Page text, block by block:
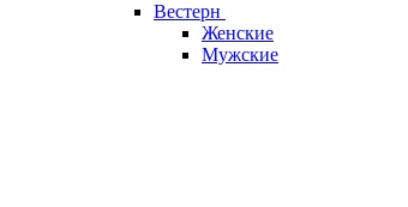
Вестерн
Женские
Мужские